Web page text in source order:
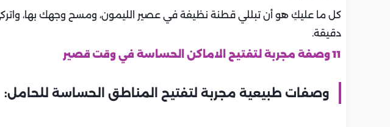
دقيقة.
11 وصفة مجربة لتفتيح الاماكن الحساسة في وقت قصير
وصفات طبيعية مجربة لتفتيح المناطق الحساسة للحامل: